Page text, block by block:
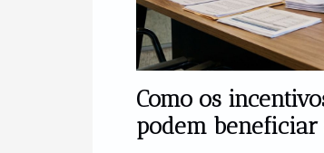
Como os
podem beneficiar